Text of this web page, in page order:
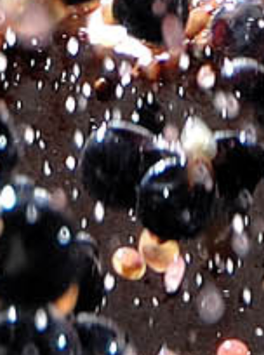
VIN DE CRETE ΛΕΥΚΟΣ
€5.45
Ποικιλιακή Σύνθεση:Βηλάνα & Βιδιανό
Στυλ:
Λευκός ξηρός
Γεωγραφική Ένδειξη:
Τρύγος Χειρονακτικός:
Τέλη Αυγούστου
Αλκοολικός Τίτλος:
11,5% by Vol.
Οινοποίηση:Σύγχρονη τεχνολογικά κλασική λευκή οινοποίηση
για την κάθε ποικιλία ξεχωριστά που
περιλαμβάνει στατική απολάσπωση και ελεγχόμενη ζύμωση σε
ανοξείδωτες δεξαμενές στους 18°C.
Χρυσοκίτρινο.
Πολυσύνθετος χαρακτήρας με μοσχάτα αρώματα και
εσπεριδοειδή.
Στόμα:
Λεμονάτο με γεύσεις λευκόσαρκων φρούτων, τραγανή
οξύτητα και ικανοποιητική επίγευση.
Αρμονία Γεύσεων:Μακαρονάδες θαλασσινών, Μεσογειακή